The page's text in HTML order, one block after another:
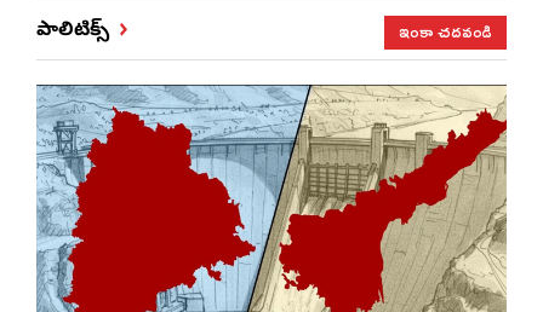
పాలిటిక్స్ ఇంకా చదవండి